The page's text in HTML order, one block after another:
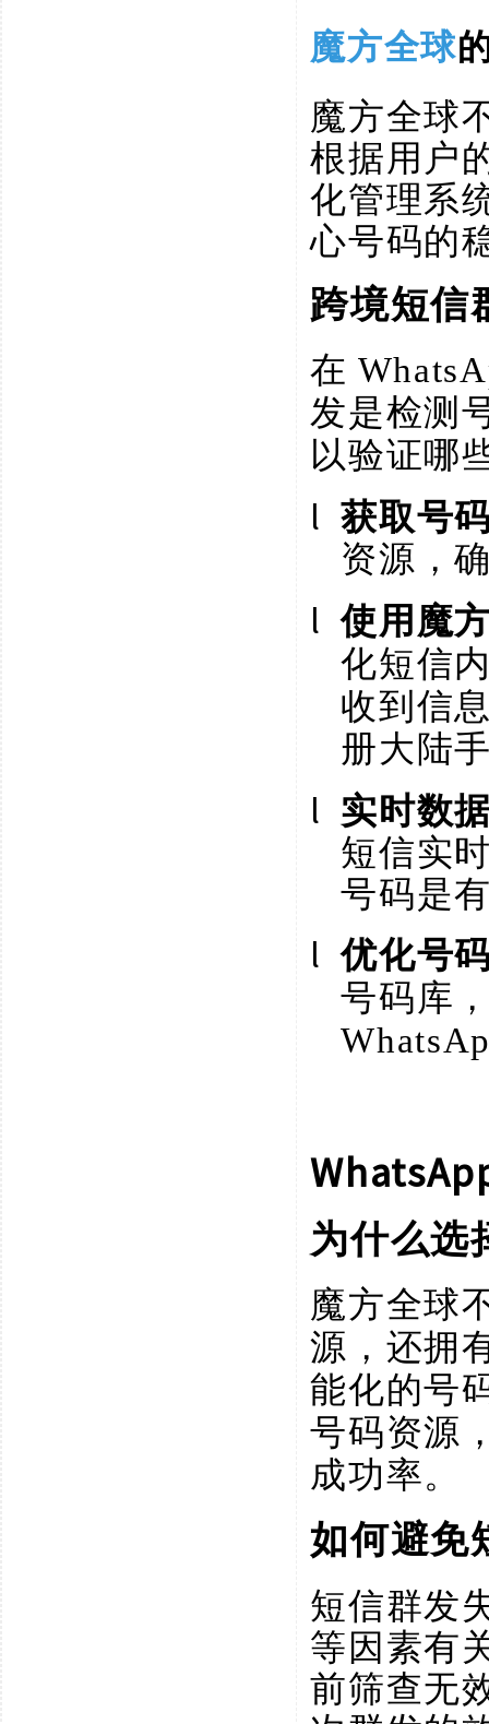
魔方全球
魔方全球
根据用户
化管理系
心号码的
跨境短信
在
发是检测
以验证哪
l 获取号
资源，
l 使用魔
化短信
收到信
册大陆
l 实时数
短信实
号码是
l 优化号
号码库
为什么选
魔方全球
源，还拥
能化的号
号码资源
成功率。
如何避免
短信群发
等因素有
前筛查无